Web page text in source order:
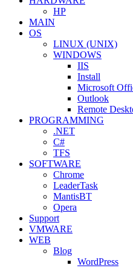
HP
MAIN
OS
LINUX (UNIX)
WINDOWS
IIS
Install
Microsoft
Outlook
Remote
PROGRAMMING
.NET
C#
TFS
SOFTWARE
Chrome
LeaderTask
MantisBT
Opera
Support
VMWARE
WEB
Blog
WordPress